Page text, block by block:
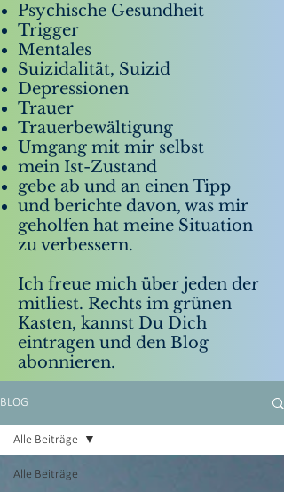
Psychische Gesundheit
Trigger
Mentales
Suizidalität, Suizid
Depressionen
Trauer
Trauerbewältigung
Umgang mit mir selbst
mein Ist-Zustand
gebe ab und an einen Tipp
und berichte davon, was mir
geholfen hat meine Situation
zu verbessern.
Ich freue mich über jeden der
mitliest. Rechts im grünen
Kasten, kannst Du Dich
eintragen und den Blog
abonnieren.
BLOG
Alle Beiträge
Alle Beiträge